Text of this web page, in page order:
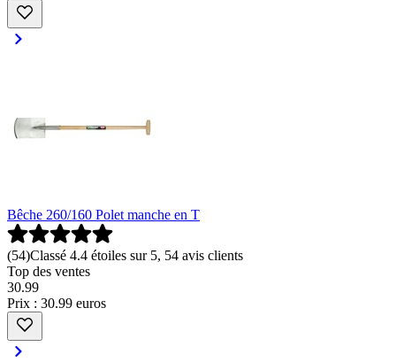
Bêche 260/160 Polet manche en T
(54)Classé 4.4 étoiles sur 5, 54 avis clients
Top des ventes
30.99
Prix : 30.99 euros